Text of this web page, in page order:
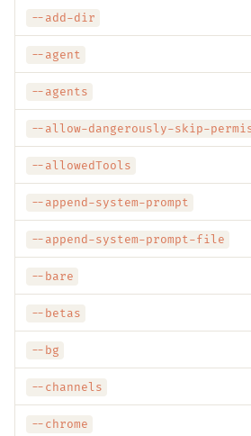
--add-dir
--agent
--agents
--allow-dangerously-skip-
--allowedTools
--append-system-prompt
--append-system-prompt-file
--bare
--betas
--bg
--channels
--chrome